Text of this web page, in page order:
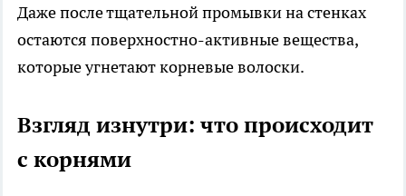
Даже после тщательной промывки на стенках
остаются поверхностно-активные вещества,
которые угнетают корневые волоски.
Взгляд изнутри: что происходит
с корнями